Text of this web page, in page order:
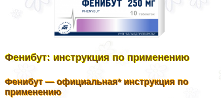
Фенибут: инструкция по применению
Фенибут — официальная* инструкция по
применению